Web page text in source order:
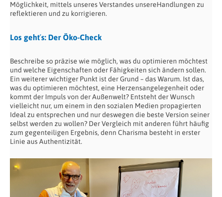
Möglichkeit, mittels unseres Verstandes unsereHandlungen zu
reflektieren und zu korrigieren.
Los geht´s: Der Öko-Check
Beschreibe so präzise wie möglich, was du optimieren möchtest
und welche Eigenschaften oder Fähigkeiten sich ändern sollen.
Ein weiterer wichtiger Punkt ist der Grund – das Warum. Ist das,
was du optimieren möchtest, eine Herzensangelegenheit oder
kommt der Impuls von der Außenwelt? Entsteht der Wunsch
vielleicht nur, um einem in den sozialen Medien propagierten
Ideal zu entsprechen und nur deswegen die beste Version seiner
selbst werden zu wollen? Der Vergleich mit anderen führt häufig
zum gegenteiligen Ergebnis, denn Charisma besteht in erster
Linie aus Authentizität.